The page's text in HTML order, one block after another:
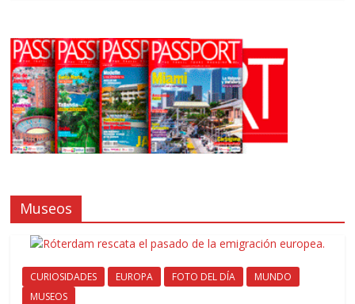
Museos
CURIOSIDADES EUROPA FOTO DEL DÍA
MUNDO
MUSEOS